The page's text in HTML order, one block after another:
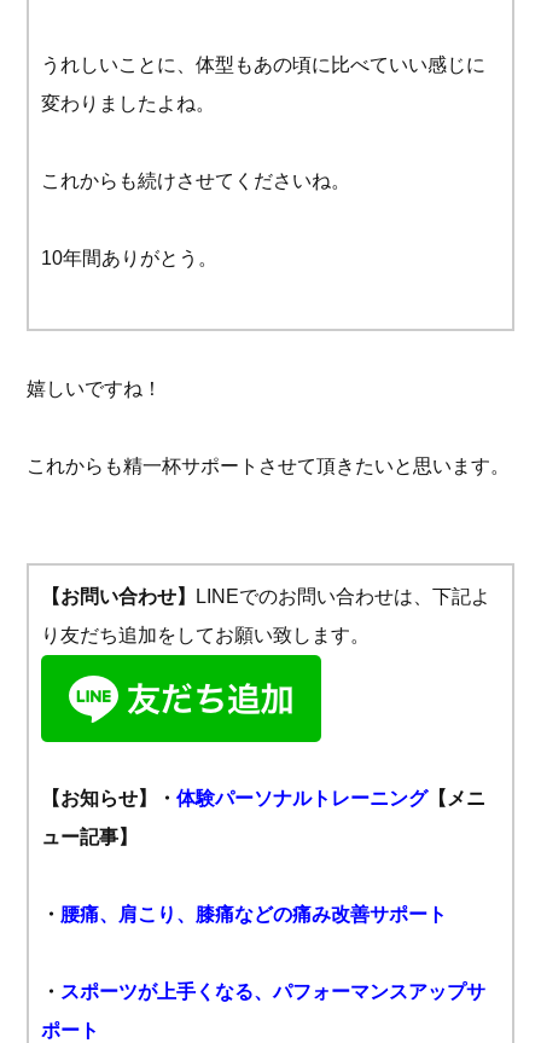
うれしいことに、体型もあの頃に比べていい感じに
変わりましたよね。
これからも続けさせてくださいね。
10年間ありがとう。
嬉しいですね！
これからも精一杯サポートさせて頂きたいと思います。
【お問い合わせ】
LINEでのお問い合わせは、下記よ
り友だち追加をしてお願い致します。
【お知らせ】 ・体験パーソナルトレーニング【メニ
ュー記事】
・ 腰痛、肩こり、膝痛などの痛み改善サポート
・ スポーツが上手くなる、パフォーマンスアップサ
ポート